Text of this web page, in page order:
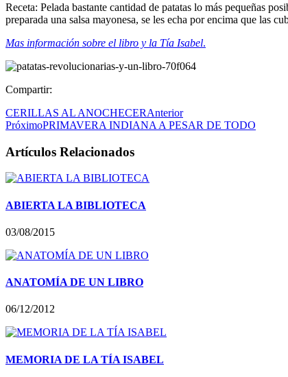
Receta: Pelada bastante cantidad de patatas lo más pequeñas
preparada una salsa mayonesa, se les echa por encima que las
Mas información sobre el libro y la Tía Isabel.
Compartir:
CERILLAS AL ANOCHECERAnterior
PróximoPRIMAVERA INDIANA A PESAR DE TODO
Artículos Relacionados
ABIERTA LA BIBLIOTECA
03/08/2015
ANATOMÍA DE UN LIBRO
06/12/2012
MEMORIA DE LA TÍA ISABEL